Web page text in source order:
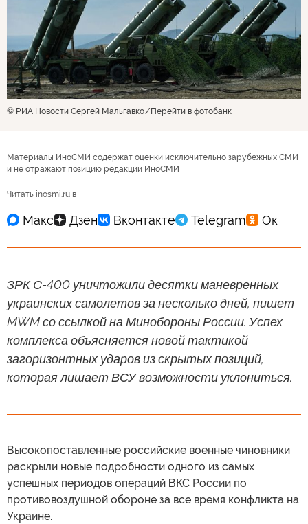
© РИА Новости Сергей Мальгавко Перейти в фотобанк
Материалы ИноСМИ содержат оценки исключительно зарубежных СМИ
и не отражают позицию редакции ИноСМИ
Читать inosmi.ru в
ЗРК С-400 уничтожили десятки маневренных
украинских самолетов за несколько дней, пишет
MWM со ссылкой на Минобороны России. Успех
комплекса объясняется новой тактикой
загоризонтных ударов из скрытых позиций,
которая лишает ВСУ возможности уклониться.
Высокопоставленные российские военные чиновники
раскрыли новые подробности одного из самых
успешных периодов операций ВКС России по
противовоздушной обороне за все время конфликта на
Украине.